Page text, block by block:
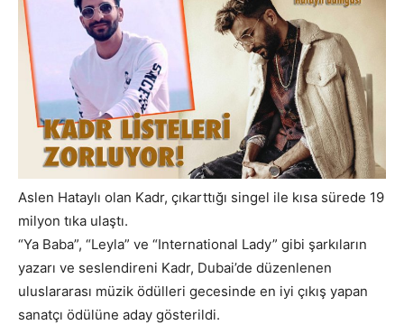
Aslen Hataylı olan Kadr, çıkarttığı singel ile kısa sürede 19
milyon tıka ulaştı.
“Ya Baba”, “Leyla” ve “International Lady” gibi şarkıların
yazarı ve seslendireni Kadr, Dubai’de düzenlenen
uluslararası müzik ödülleri gecesinde en iyi çıkış yapan
sanatçı ödülüne aday gösterildi.